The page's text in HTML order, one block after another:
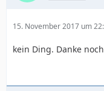
#info_middle {
15. November 2017 um
kein Ding. Danke